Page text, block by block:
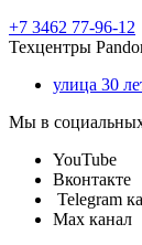
+7 3462 77-96-12
Техцентры
улица 30
Мы в социальных
YouTube
Вконтакте
Telegram
Max канал